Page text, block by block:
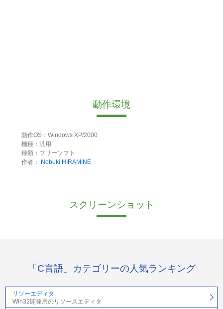
動作環境
動作OS：Windows XP/2000
機種：汎用
種類：フリーソフト
作者：
Nobuki HIRAMINE
スクリーンショット
「C言語」カテゴリーの人気ランキング
リソーエディタ
Win32開発用のリソースエディタ